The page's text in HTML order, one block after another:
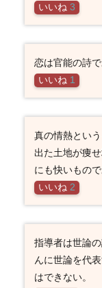
いいね 3
恋は官能の詩で
いいね 1
真の情熱とい
出た土地が痩
にも快いもので
いいね 2
指導者は世論
んに世論を代
はできない。